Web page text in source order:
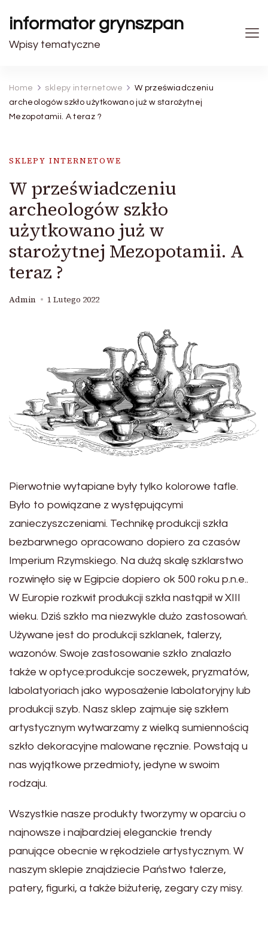
informator grynszpan
Wpisy tematyczne
Home sklepy internetowe
W przeświadczeniu
archeologów szkło użytkowano już w starożytnej
Mezopotamii. A teraz ?
SKLEPY INTERNETOWE
W przeświadczeniu
archeologów szkło
użytkowano już w
starożytnej Mezopotamii. A
teraz ?
Admin 1 Lutego 2022
Pierwotnie wytapiane były tylko kolorowe tafle.
Było to powiązane z występującymi
zanieczyszczeniami. Technikę produkcji szkła
bezbarwnego opracowano dopiero za czasów
Imperium Rzymskiego. Na dużą skalę szklarstwo
rozwinęło się w Egipcie dopiero ok 500 roku p.n.e..
W Europie rozkwit produkcji szkła nastąpił w XIII
wieku. Dziś szkło ma niezwykle dużo zastosowań.
Używane jest do produkcji szklanek, talerzy,
wazonów. Swoje zastosowanie szkło znalazło
także w optyce:produkcje soczewek, pryzmatów,
labolatyoriach jako wyposażenie labolatoryjny lub
produkcji szyb. Nasz sklep zajmuje się szkłem
artystycznym wytwarzamy z wielką sumiennością
szkło dekoracyjne malowane ręcznie. Powstają u
nas wyjątkowe przedmioty, jedyne w swoim
rodzaju.
Wszystkie nasze produkty tworzymy w oparciu o
najnowsze i najbardziej eleganckie trendy
panujące obecnie w rękodziele artystycznym. W
naszym sklepie znajdziecie Państwo talerze,
patery, figurki, a także biżuterię, zegary czy misy.